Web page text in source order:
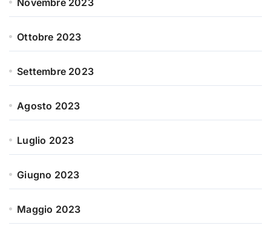
Novembre 2023
Ottobre 2023
Settembre 2023
Agosto 2023
Luglio 2023
Giugno 2023
Maggio 2023